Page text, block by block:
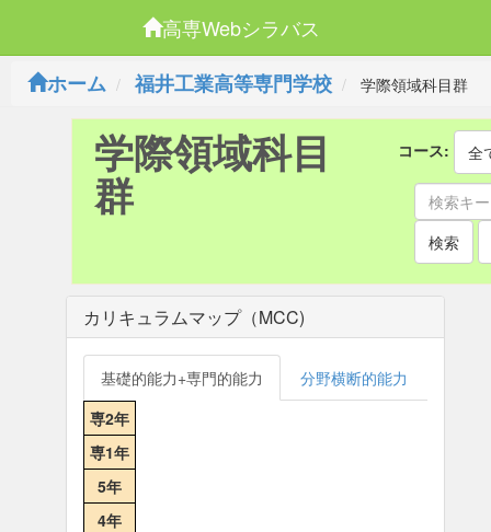
高専Webシラバス
ホーム
福井工業高等専門学校 学際領域科目群
学際領域科目
群
コース: 全
検索
カリキュラムマップ（MCC)
基礎的能力+専門的能力
分野横断的能力
専2年
専1年
5年
4年